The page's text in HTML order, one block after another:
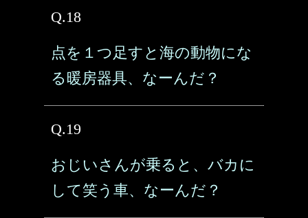
Q.18
点を１つ足すと海の動物にな
る暖房器具、なーんだ？
Q.19
おじいさんが乗ると、バカに
して笑う車、なーんだ？